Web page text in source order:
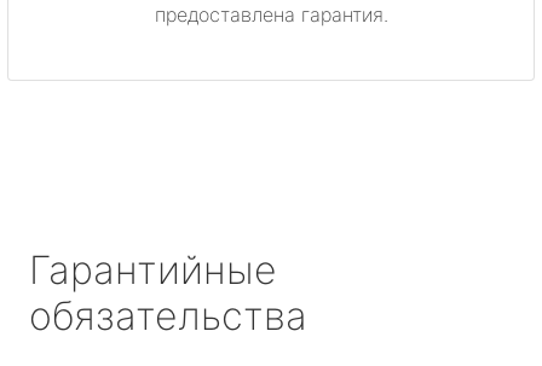
предоставлена гарантия.
Гарантийные
обязательства